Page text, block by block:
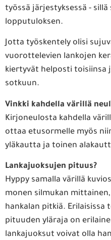
työssä järjestyksessä -
lopputuloksen.
Jotta työskentely olisi
vuorottelevien lankojen
kiertyvät helposti toisiinsa
sotkuun.
Vinkki kahdella värillä
Kirjoneulosta kahdella
ottaa etusormelle myös
yläkautta ja toinen
Lankajuoksujen pituus?
Hyppy samalla värillä
monen silmukan
hankalan pitkiä. Erilaisissa
pituuden yläraja on
lankajuoksut voivat olla